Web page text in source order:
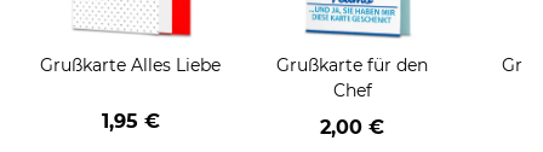
Grußkarte Alles Liebe
1,95 €
Grußkarte für den
Chef
2,00 €